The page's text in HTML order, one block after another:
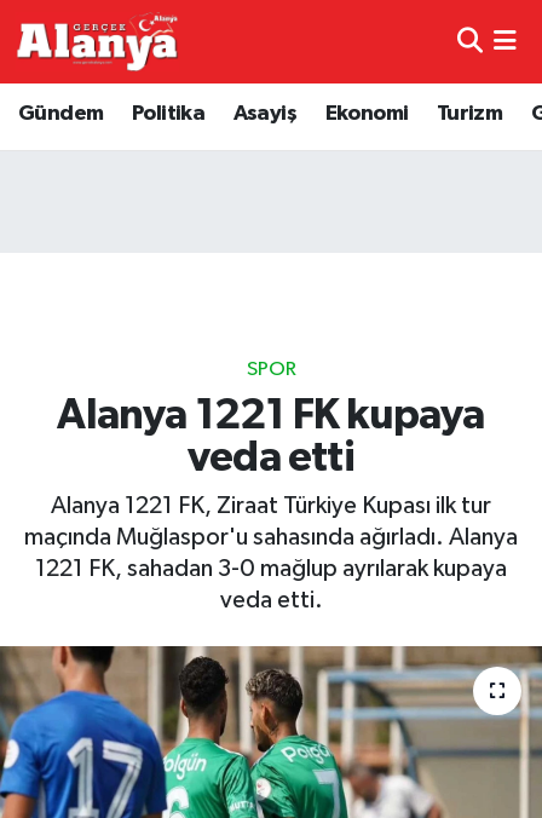
Gündem Politika Asayiş Ekonomi Turizm
SPOR
Alanya 1221 FK kupaya
veda etti
Alanya 1221 FK, Ziraat Türkiye Kupası ilk tur
maçında Muğlaspor'u sahasında ağırladı. Alanya
1221 FK, sahadan 3-0 mağlup ayrılarak kupaya
veda etti.
Genel
Diğer
Ekonomi
Gizlilik İlkeleri - Privacy Policy
Güncel
Gündem
Politika
Trafik Durumu
Haber Arşivi